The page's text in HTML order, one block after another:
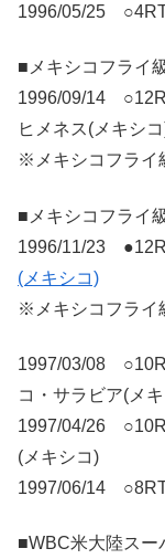
1996/05/25
■メキシコフライ
1996/09/14
ヒメネス(メキシ
※メキシコフライ
■メキシコフライ
1996/11/23
(メキシコ)
※メキシコフライ
1997/03/08
コ・サラビア(メ
1997/04/26
(メキシコ)
1997/06/14
■WBC米大陸スー